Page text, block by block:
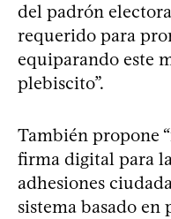
del padrón
requerido para
equiparando este
plebiscito”.
También propone
firma digital para
adhesiones
sistema basado en